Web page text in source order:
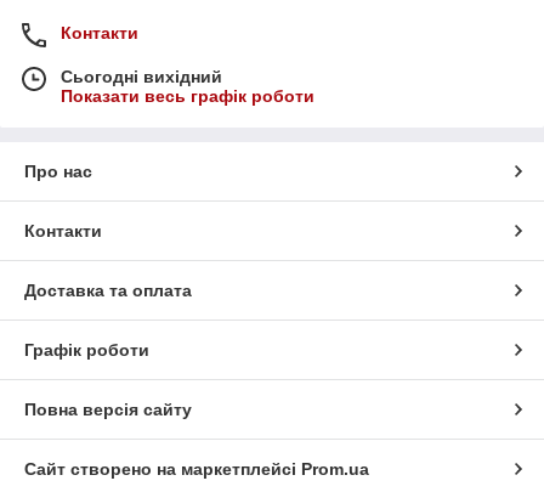
Контакти
Сьогодні вихідний
Показати весь графік роботи
Про нас
Контакти
Доставка та оплата
Графік роботи
Повна версія сайту
Сайт створено на маркетплейсі Prom.ua